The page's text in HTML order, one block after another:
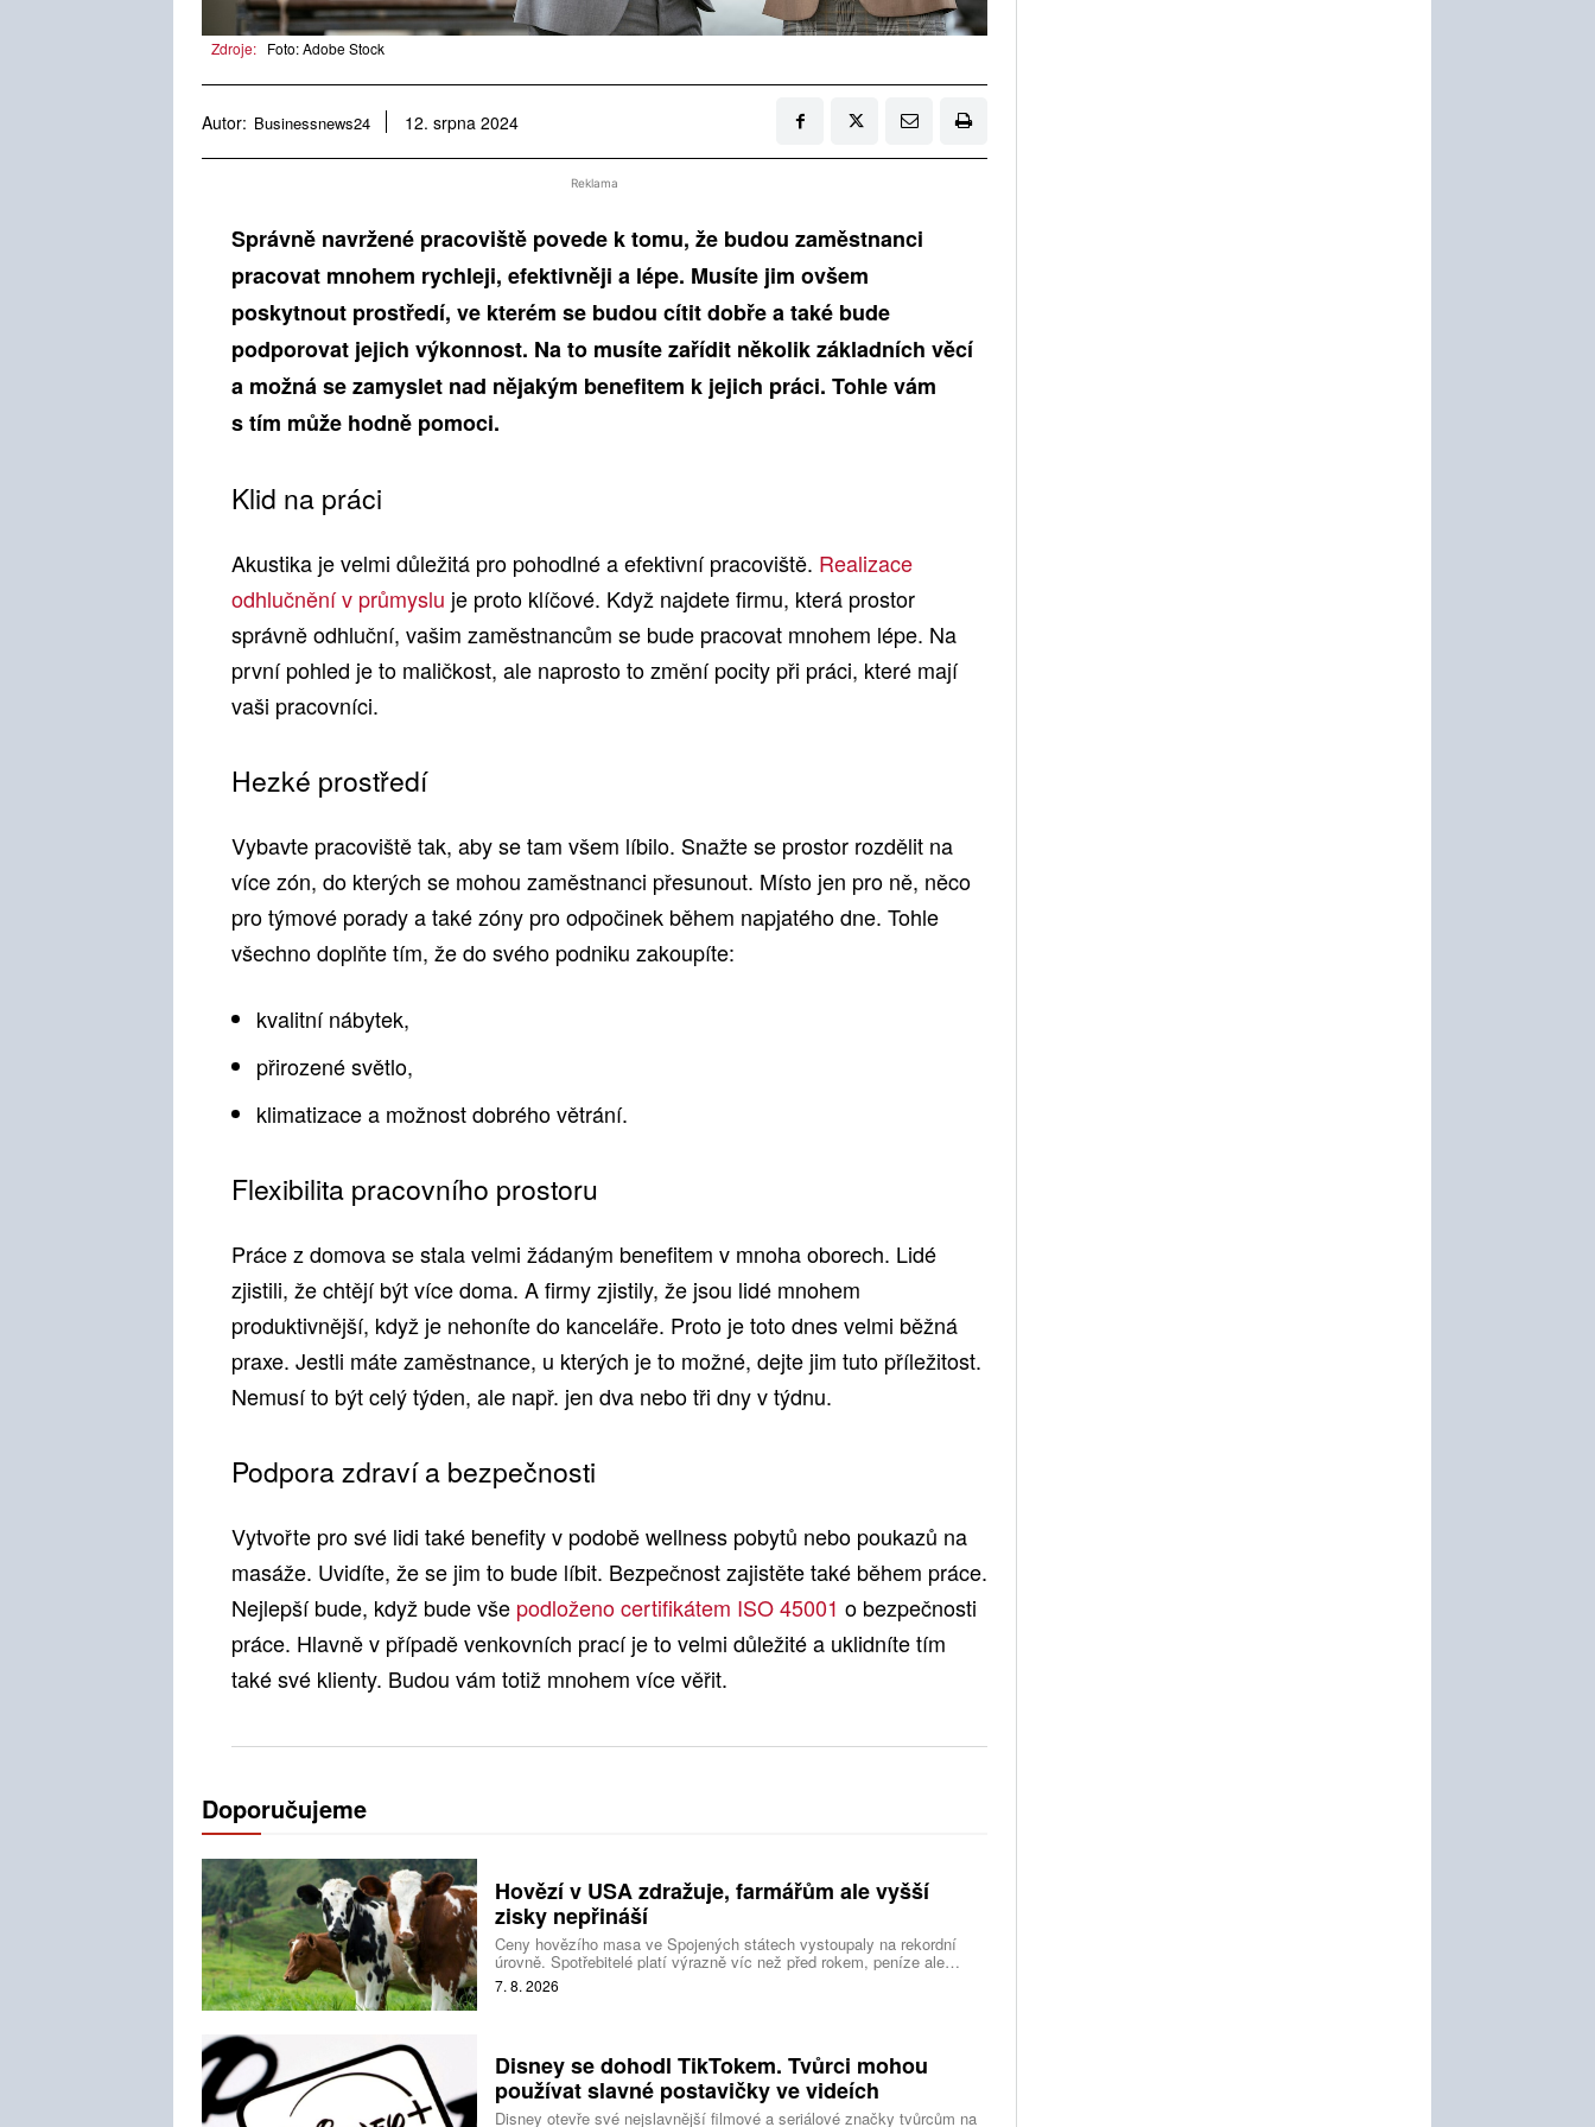
Zdroje: Foto: Adobe Stock
Autor: Businessnews24 12. srpna 2024
Reklama
Správně navržené pracoviště povede k tomu, že budou zaměstnanci
pracovat mnohem rychleji, efektivněji a lépe. Musíte jim ovšem
poskytnout prostředí, ve kterém se budou cítit dobře a také bude
podporovat jejich výkonnost. Na to musíte zařídit několik základních věcí
a možná se zamyslet nad nějakým benefitem k jejich práci. Tohle vám
s tím může hodně pomoci.
Klid na práci
Akustika je velmi důležitá pro pohodlné a efektivní pracoviště. Realizace
odhlučnění v průmyslu je proto klíčové. Když najdete firmu, která prostor
správně odhluční, vašim zaměstnancům se bude pracovat mnohem lépe. Na
první pohled je to maličkost, ale naprosto to změní pocity při práci, které mají
vaši pracovníci.
Hezké prostředí
Vybavte pracoviště tak, aby se tam všem líbilo. Snažte se prostor rozdělit na
více zón, do kterých se mohou zaměstnanci přesunout. Místo jen pro ně, něco
pro týmové porady a také zóny pro odpočinek během napjatého dne. Tohle
všechno doplňte tím, že do svého podniku zakoupíte:
kvalitní nábytek,
přirozené světlo,
klimatizace a možnost dobrého větrání.
Flexibilita pracovního prostoru
Práce z domova se stala velmi žádaným benefitem v mnoha oborech. Lidé
zjistili, že chtějí být více doma. A firmy zjistily, že jsou lidé mnohem
produktivnější, když je nehoníte do kanceláře. Proto je toto dnes velmi běžná
praxe. Jestli máte zaměstnance, u kterých je to možné, dejte jim tuto příležitost.
Nemusí to být celý týden, ale např. jen dva nebo tři dny v týdnu.
Podpora zdraví a bezpečnosti
Vytvořte pro své lidi také benefity v podobě wellness pobytů nebo poukazů na
masáže. Uvidíte, že se jim to bude líbit. Bezpečnost zajistěte také během práce.
Nejlepší bude, když bude vše podloženo certifikátem ISO 45001 o bezpečnosti
práce. Hlavně v případě venkovních prací je to velmi důležité a uklidníte tím
také své klienty. Budou vám totiž mnohem více věřit.
Doporučujeme
Hovězí v USA zdražuje, farmářům ale vyšší
zisky nepřináší
Ceny hovězího masa ve Spojených státech vystoupaly na rekordní
úrovně. Spotřebitelé platí výrazně víc než před rokem, peníze ale
nezůstávají farmářům, zpracovatelům ani restauracím. Celý řetězec
svírají nedostatek dobytka a prudce rostoucí náklady.
7. 8. 2026
Disney se dohodl TikTokem. Tvůrci mohou
používat slavné postavičky ve videích
Disney otevře své nejslavnější filmové a seriálové značky tvůrcům na